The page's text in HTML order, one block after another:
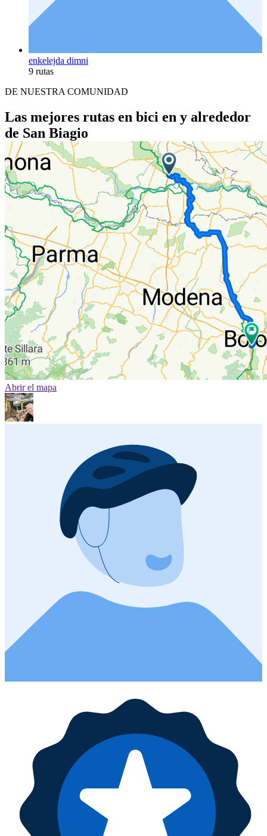
enkelejda dimni
9 rutas
DE NUESTRA COMUNIDAD
Las mejores rutas en bici en y alrededor
de San Biagio
Abrir el mapa